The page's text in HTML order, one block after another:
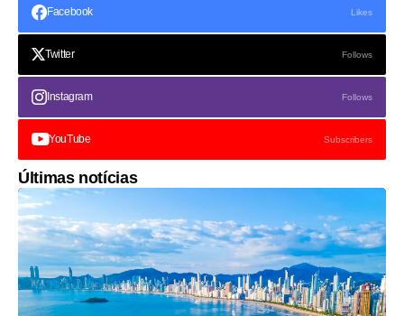
Facebook Likes
Twitter Follows
Instagram Follows
YouTube Subscribers
Últimas notícias